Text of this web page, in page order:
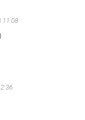
11:08